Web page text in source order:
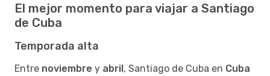
El mejor momento para viajar a Santiago
de Cuba
Temporada alta
Entre noviembre y abril, Santiago de Cuba en Cuba